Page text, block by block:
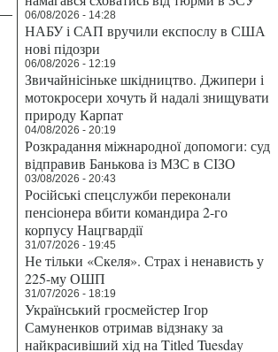
06/08/2026 - 14:28
НАБУ і САП вручили експослу в США
нові підозри
06/08/2026 - 12:19
Звичайнісіньке шкідництво. Джипери і
мотокросери хочуть й надалі знищувати
природу Карпат
04/08/2026 - 20:19
Розкрадання міжнародної допомоги: суд
відправив Банькова із МЗС в СІЗО
03/08/2026 - 20:43
Російські спецслужби переконали
пенсіонера вбити командира 2-го
корпусу Нацгвардії
31/07/2026 - 19:45
Не тільки «Скеля». Страх і ненависть у
225-му ОШП
31/07/2026 - 18:19
Український гросмейстер Ігор
Самуненков отримав відзнаку за
найкрасивіший хід на Titled Tuesday